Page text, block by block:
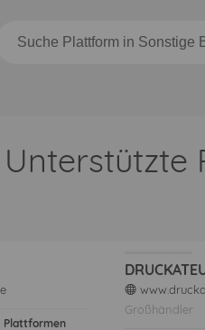
Unterstützte
Plattformen
web
Großhändler